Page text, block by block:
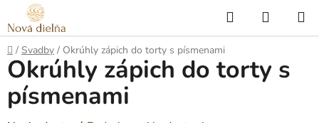
Prejsť
na
obsah
Hľadať
KOŠÍK
Domov
/ Svadby / Okrúhly zápich do torty s písmenami
Okrúhly zápich do torty s
písmenami